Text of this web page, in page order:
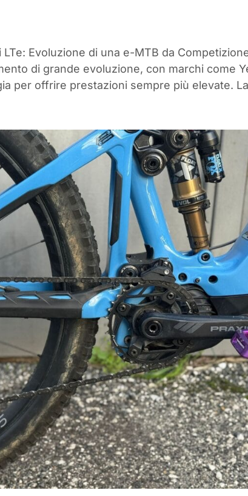
Evoluzione di una e-MTB da
di grande evoluzione, con marchi come
per offrire prestazioni sempre più elevate.